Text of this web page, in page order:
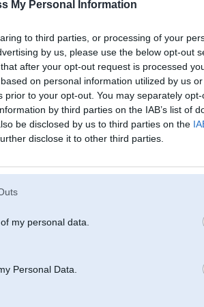
My Personal Information
to third parties, or processing of your
by us, please use the below opt-out
after your opt-out request is processed
on personal information utilized by us
prior to your opt-out. You may separately
by third parties on the IAB’s list of
be disclosed by us to third parties on the
disclose it to other third parties.
my personal data.
Personal Data.
ğimenei 5 cilvēkiem apdrošināšanu uz divām nedēļām
12:03:35@Riibeklisrakstīja: